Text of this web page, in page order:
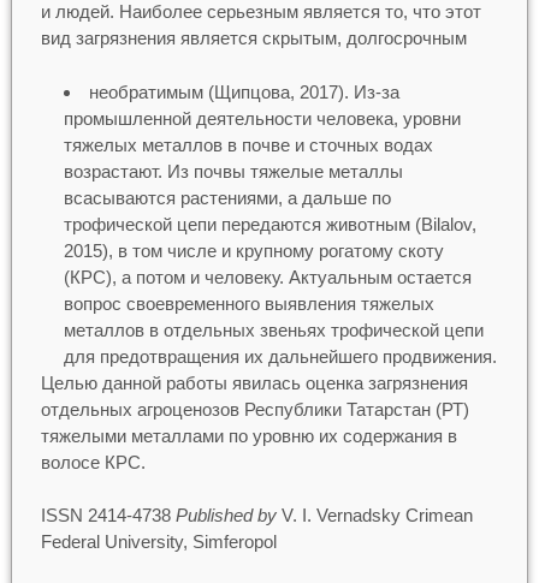
и людей. Наиболее серьезным является то, что этот
вид загрязнения является скрытым, долгосрочным
необратимым (Щипцова, 2017). Из-за
промышленной деятельности человека, уровни
тяжелых металлов в почве и сточных водах
возрастают. Из почвы тяжелые металлы
всасываются растениями, а дальше по
трофической цепи передаются животным (Bilalov,
2015), в том числе и крупному рогатому скоту
(КРС), а потом и человеку. Актуальным остается
вопрос своевременного выявления тяжелых
металлов в отдельных звеньях трофической цепи
для предотвращения их дальнейшего продвижения.
Целью данной работы явилась оценка загрязнения
отдельных агроценозов Республики Татарстан (РТ)
тяжелыми металлами по уровню их содержания в
волосе КРС.
ISSN 2414-4738 Published byV. I. Vernadsky Crimean
Federal University, Simferopol